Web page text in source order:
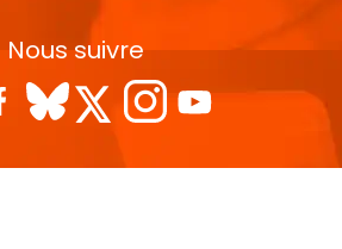
Nous suivre